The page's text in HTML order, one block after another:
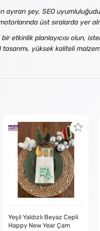
şey, SEO
üst sıralarda yer
etkinlik planlayıcısı olun,
yüksek kaliteli
Yeşil Yaldızlı Beyaz Cepli
Happy New Year Çam